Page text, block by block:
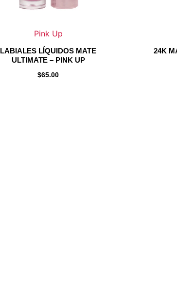
Pink Up
en
página
producto
LABIALES LÍQUIDOS MATE
ULTIMATE – PINK UP
$65.00
de
producto
24K